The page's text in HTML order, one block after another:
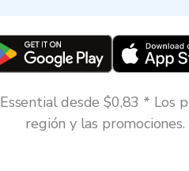
desde $0,83 * Los
región y las promociones.